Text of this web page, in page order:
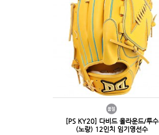
[PS KY20] 다비드 올라운드/투수
(노랑) 12인치 임기영선수